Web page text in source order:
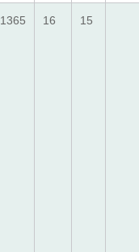
1365 16 15